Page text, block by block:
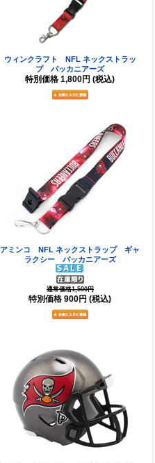
ウィンクラフト NFL ネックストラッ
プ バッカニアーズ
特別価格 1,800円 (税込)
アミンコ NFL ネックストラップ ギャ
ラクシー バッカニアーズ
通常価格1,500円
特別価格 900円 (税込)